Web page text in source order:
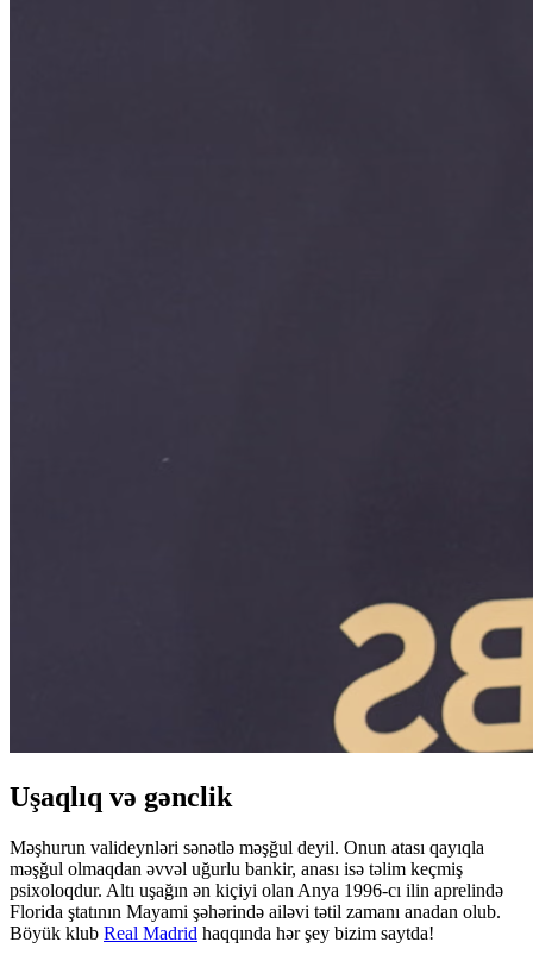
Uşaqlıq və gənclik
Məşhurun ​​valideynləri sənətlə məşğul deyil. Onun atası qayıqla
məşğul olmaqdan əvvəl uğurlu bankir, anası isə təlim keçmiş
psixoloqdur. Altı uşağın ən kiçiyi olan Anya 1996-cı ilin aprelində
Florida ştatının Mayami şəhərində ailəvi tətil zamanı anadan olub.
Böyük klub Real Madrid haqqında hər şey bizim saytda!